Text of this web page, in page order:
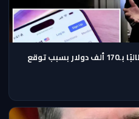
مراهن يقاضي «بوليماركت» مطالبًا بـ170 ألف دولار بسبب توقع